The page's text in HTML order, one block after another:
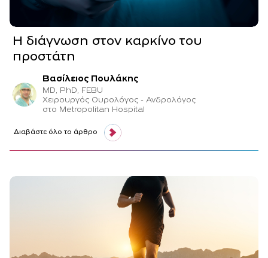
Η διάγνωση στον καρκίνο του
προστάτη
Βασίλειος Πουλάκης
MD, PhD, FEBU
Χειρουργός Ουρολόγος - Ανδρολόγος
στο Metropolitan Ηοspital
Διαβάστε όλο το άρθρο